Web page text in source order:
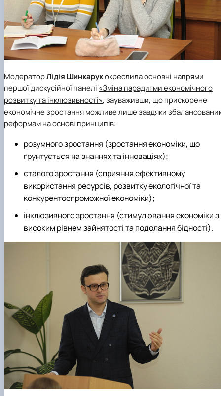
МодераторЛідія Шинкарукокреслила основні напрями
першої дискусійної панелі «Зміна парадигми економічного
розвитку та інклюзивності», зауваживши, що прискорене
економічне зростання можливе лише завдяки
реформам на основі принципів:
розумного зростання (зростання економіки, що
ґрунтується на знаннях та інноваціях);
сталого зростання (сприяння ефективному
використання ресурсів, розвитку екологічної та
конкурентоспроможної економіки);
інклюзивного зростання (стимулювання економіки з
високим рівнем зайнятості та подолання бідності).